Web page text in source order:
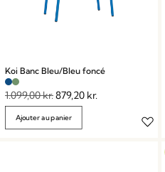
Koi Banc Bleu/Bleu foncé
1.099,00kr.879,20 kr.
Ajouter au panier